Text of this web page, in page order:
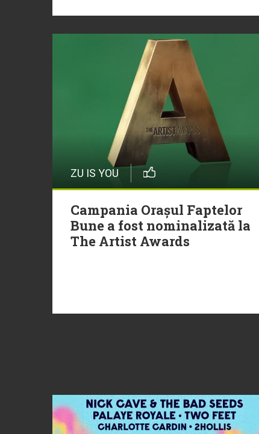
ZU IS YOU
Campania Orașul Faptelor
Bune a fost nominalizată la
The Artist Awards